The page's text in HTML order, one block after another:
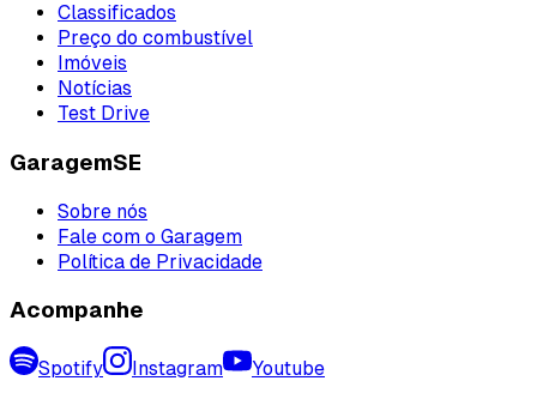
Classificados
Preço do combustível
Imóveis
Notícias
Test Drive
GaragemSE
Sobre nós
Fale com o Garagem
Política de Privacidade
Acompanhe
Spotify Instagram
Youtube